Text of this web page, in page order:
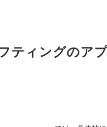
ティングのア